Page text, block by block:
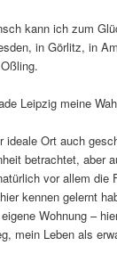
kann ich zum
in Görlitz, in
Leipzig meine
ideale Ort auch
betrachtet, aber
vor allem die
kennen gelernt
Wohnung –
mein Leben als